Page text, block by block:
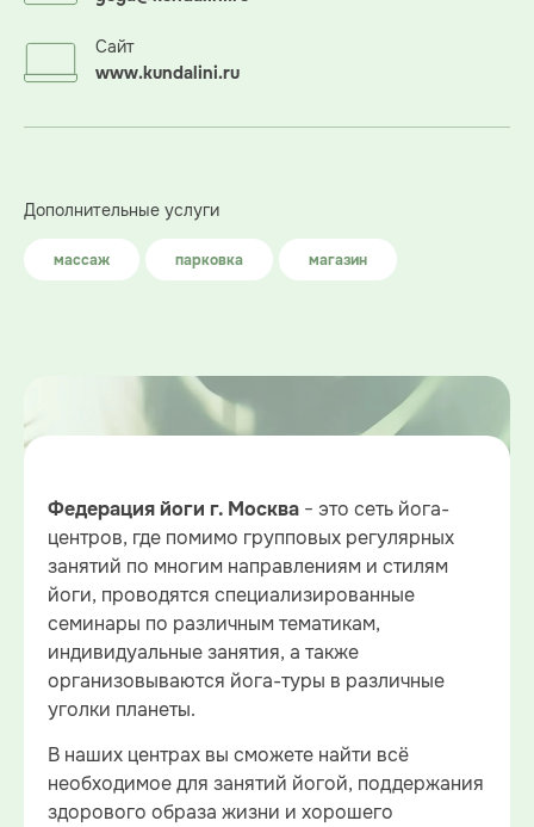
Сайт
www.kundalini.ru
Дополнительные услуги
массаж парковка магазин
Федерация йоги г. Москва − это сеть йога-
центров, где помимо групповых регулярных
занятий по многим направлениям и стилям
йоги, проводятся специализированные
семинары по различным тематикам,
индивидуальные занятия, а также
организовываются йога-туры в различные
уголки планеты.
В наших центрах вы сможете найти всё
необходимое для занятий йогой, поддержания
здорового образа жизни и хорошего